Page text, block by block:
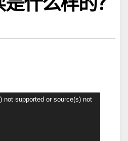
not supported or source(s) not